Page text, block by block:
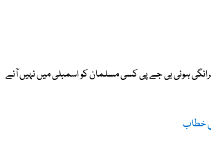
ہوئی بی جے پی کسی مسلمان کو اسمبلی میں نہیں آنے
خطاب